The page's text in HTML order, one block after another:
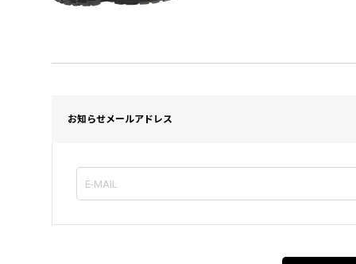
お知らせメールアドレス